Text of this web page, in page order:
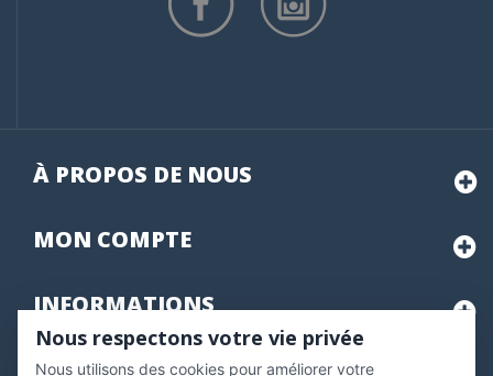
À PROPOS DE NOUS
MON COMPTE
INFORMATIONS
Nous respectons votre vie privée
Nous utilisons des cookies pour améliorer votre